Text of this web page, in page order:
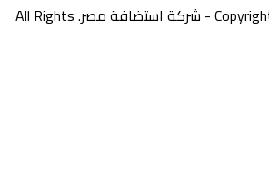
Copyright © 2026 EgyHosting - شركة استضافة مصر. All Rights